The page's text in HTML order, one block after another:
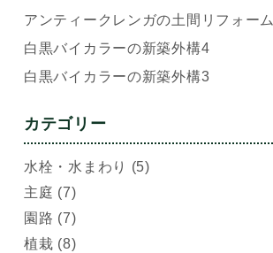
アンティークレンガの土間リフォーム
白黒バイカラーの新築外構4
白黒バイカラーの新築外構3
カテゴリー
水栓・水まわり (5)
主庭 (7)
園路 (7)
植栽 (8)